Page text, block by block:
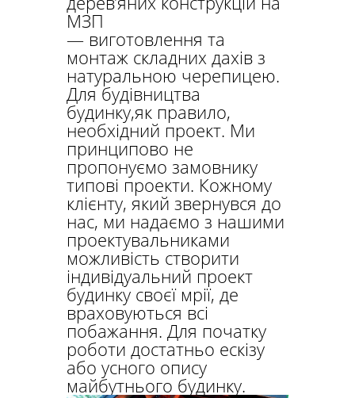
МЗП
— виготовлення та
монтаж складних дахів з
натуральною черепицею.
Для будівництва
будинку,як правило,
необхідний проект. Ми
принципово не
пропонуємо замовнику
типові проекти. Кожному
клієнту, який звернувся до
нас, ми надаємо з нашими
проектувальниками
можливість створити
індивідуальний проект
будинку своєї мрії, де
враховуються всі
побажання. Для початку
роботи достатньо ескізу
або усного опису
майбутнього будинку.